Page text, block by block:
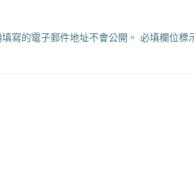
寫的電子郵件地址不會公開。 必填欄位標